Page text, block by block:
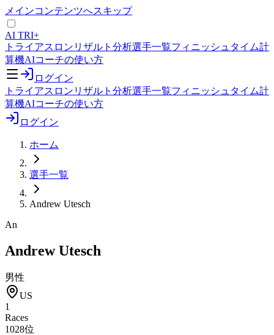
メインコンテンツへスキップ
AI TRI+
トライアスロンリザルト分析選手一覧フィニッシュタイム計
算機AIコーチの使い方
ログイン
トライアスロンリザルト分析選手一覧フィニッシュタイム計
算機AIコーチの使い方
ログイン
ホーム
選手一覧
Andrew Utesch
An
Andrew Utesch
男性
US
1
Races
1028位